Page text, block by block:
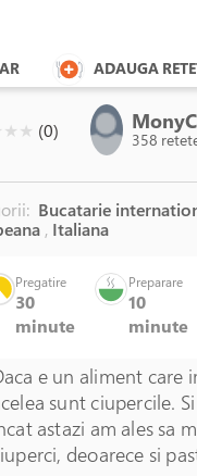
ADAUGA
( )
★( )
★ (0) 358
Bucatarie
, Italiana
Pregatire
30
minute
Preparare
10
minute
e un aliment care
sunt ciupercile.
astazi am ales sa
deoarece si